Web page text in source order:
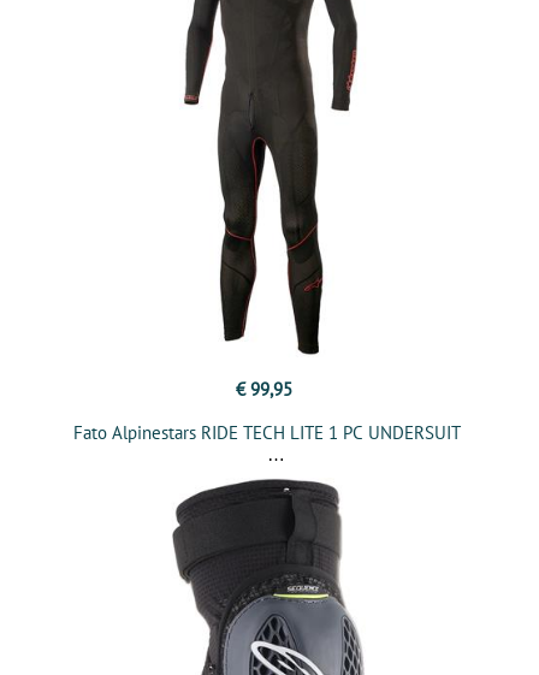
€ 99,95
Fato Alpinestars RIDE TECH LITE 1 PC UNDERSUIT